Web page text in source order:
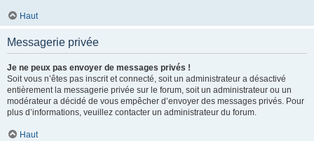
Haut
Messagerie privée
Je ne peux pas envoyer de messages privés !
Soit vous n’êtes pas inscrit et connecté, soit un administrateur a désactivé
entièrement la messagerie privée sur le forum, soit un administrateur ou un
modérateur a décidé de vous empêcher d’envoyer des messages privés. Pour
plus d’informations, veuillez contacter un administrateur du forum.
Haut